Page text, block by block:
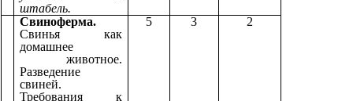
штабель.
Свиноферма.
Свинья как
домашнее
животное.
Разведение
свиней.
Требования к
5 3 2